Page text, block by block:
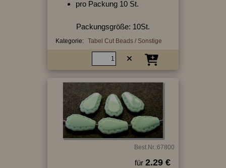
pro Packung 10 St.
Packungsgröße: 10St.
Kategorie: Tabel Cut Beads / Sonstige
Best.Nr.:67800
für 2.29 €